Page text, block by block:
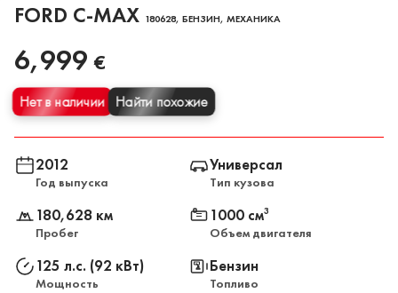
FORD C-MAX 180628, БЕНЗИН, МЕХАНИКА
6,999 €
Нет в наличии Найти похожие
2012
Год выпуска
Универсал
Тип кузова
180,628 км
Пробег
1000 см3
Объем двигателя
125 л.с. (92 кВт)
Мощность
Бензин
Топливо